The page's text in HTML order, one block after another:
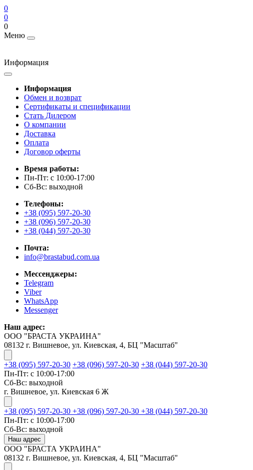
0
0
0
Меню
Информация
Информация
Обмен и возврат
Сертификаты и спецификации
Стать Дилером
О компании
Доставка
Оплата
Договор оферты
Время работы:
Пн-Пт: с 10:00-17:00
Сб-Вс: выходной
Телефоны:
+38 (095) 597-20-30
+38 (096) 597-20-30
+38 (044) 597-20-30
Почта:
info@brastabud.com.ua
Мессенджеры:
Telegram
Viber
WhatsApp
Messenger
Наш адрес:
ООО "БРАСТА УКРАИНА"
08132 г. Вишневое, ул. Киевская, 4, БЦ "Масштаб"
+38 (095) 597-20-30 +38 (096) 597-20-30 +38 (044) 597-20-30
Пн-Пт: с 10:00-17:00
Сб-Вс: выходной
г. Вишневое, ул. Киевская 6 Ж
+38 (095) 597-20-30 +38 (096) 597-20-30 +38 (044) 597-20-30
Пн-Пт: с 10:00-17:00
Сб-Вс: выходной
Наш адрес
ООО "БРАСТА УКРАИНА"
08132 г. Вишневое, ул. Киевская, 4, БЦ "Масштаб"